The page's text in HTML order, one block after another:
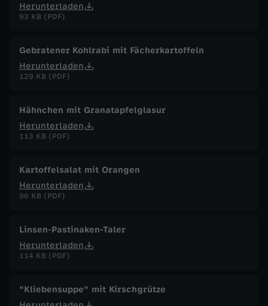
Herunterladen
93 KB (PDF)
Gebratener Kohlrabi mit Fächerkartoffeln
Herunterladen
129 KB (PDF)
Hähnchen mit Granatapfelglasur
Herunterladen
113 KB (PDF)
Kartoffelsalat mit Orangen
Herunterladen
96 KB (PDF)
Linsen-Pastinaken-Taler
Herunterladen
114 KB (PDF)
"Kliebensuppe" mit Kirschgrütze